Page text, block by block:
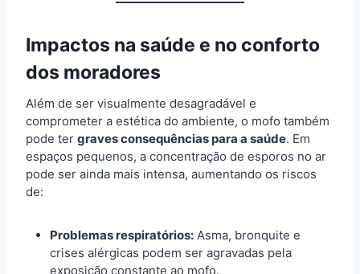
Impactos na saúde e no conforto
dos moradores
Além de ser visualmente desagradável e
comprometer a estética do ambiente, o mofo também
pode ter graves consequências para a saúde. Em
espaços pequenos, a concentração de esporos no ar
pode ser ainda mais intensa, aumentando os riscos
de:
Problemas respiratórios: Asma, bronquite e
crises alérgicas podem ser agravadas pela
exposição constante ao mofo.